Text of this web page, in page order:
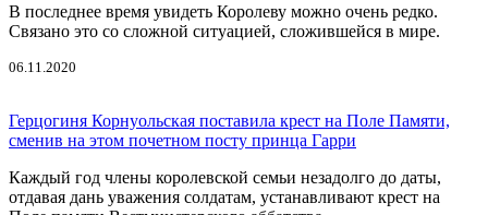
В последнее время увидеть Королеву можно очень редко.
Связано это со сложной ситуацией, сложившейся в мире.
06.11.2020
Герцогиня Корнуольская поставила крест на Поле Памяти,
сменив на этом почетном посту принца Гарри
Каждый год члены королевской семьи незадолго до даты,
отдавая дань уважения солдатам, устанавливают крест на